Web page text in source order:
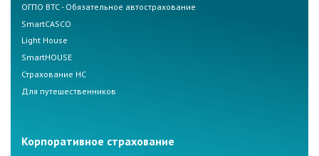
ОГПО ВТС - Обязательное автострахование
SmartCASCO
Light House
SmartHOUSE
Страхование НС
Для путешественников
Корпоративное страхование